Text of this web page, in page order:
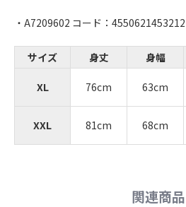
・A7209602 コード：4550621453212
サイズ 身丈 身幅
XL 76cm 63cm
XXL 81cm 68cm
関連商品